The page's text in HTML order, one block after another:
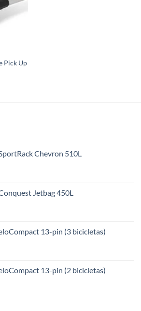
Pick Up
Chevron 510L
Jetbag 450L
13-pin (3 bicicletas)
13-pin (2 bicicletas)